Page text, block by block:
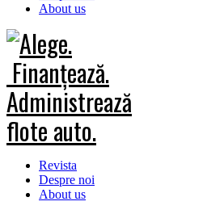
About us
Revista
Despre noi
About us